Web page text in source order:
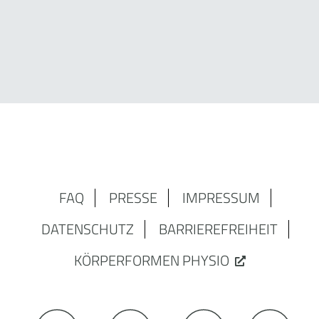
FAQ PRESSE
IMPRESSUM
DATENSCHUTZ
BARRIEREFREIHEIT
KÖRPERFORMEN PHYSIO